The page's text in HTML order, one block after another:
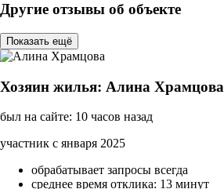
Другие отзывы об объекте
Показать ещё
Хозяин жилья: Алина Храмцова
был на сайте: 10 часов назад
участник с января 2025
обрабатывает запросы всегда
среднее время отклика: 13 минут